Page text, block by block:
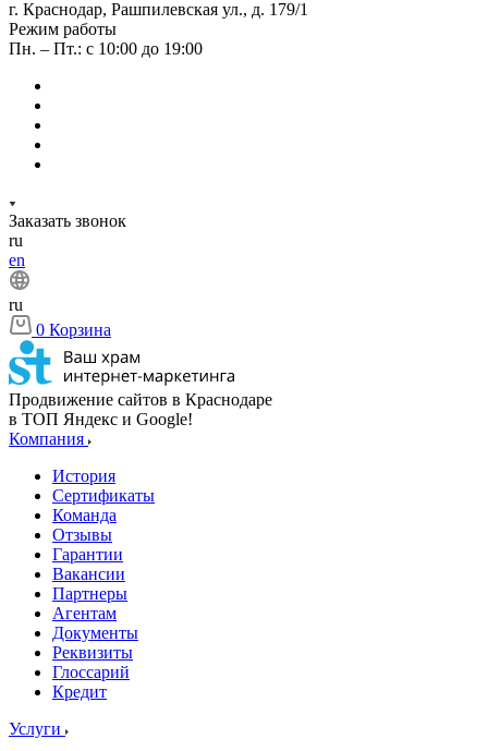
г. Краснодар, Рашпилевская ул., д. 179/1
Режим работы
Пн. – Пт.: с 10:00 до 19:00
Заказать звонок
ru
en
ru
0 Корзина
Продвижение сайтов в Краснодаре
в ТОП Яндекс и Google!
Компания
История
Сертификаты
Команда
Отзывы
Гарантии
Вакансии
Партнеры
Агентам
Документы
Реквизиты
Глоссарий
Кредит
Услуги